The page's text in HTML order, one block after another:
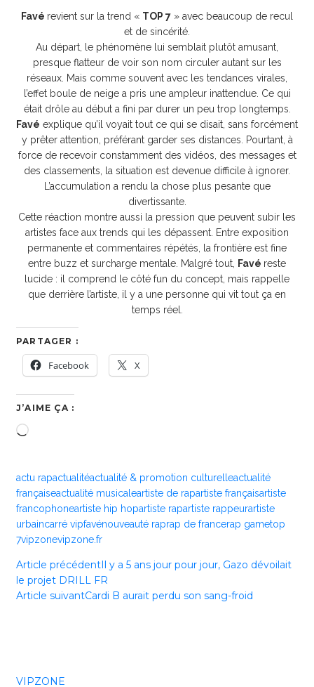
Favé revient sur la trend « TOP 7 » avec beaucoup de recul
et de sincérité.
Au départ, le phénomène lui semblait plutôt amusant,
presque flatteur de voir son nom circuler autant sur les
réseaux. Mais comme souvent avec les tendances virales,
l’effet boule de neige a pris une ampleur inattendue. Ce qui
était drôle au début a fini par durer un peu trop longtemps.
Favé explique qu’il voyait tout ce qui se disait, sans forcément
y prêter attention, préférant garder ses distances. Pourtant, à
force de recevoir constamment des vidéos, des messages et
des classements, la situation est devenue difficile à ignorer.
L’accumulation a rendu la chose plus pesante que
divertissante.
Cette réaction montre aussi la pression que peuvent subir les
artistes face aux trends qui les dépassent. Entre exposition
permanente et commentaires répétés, la frontière est fine
entre buzz et surcharge mentale. Malgré tout,
Favé reste
lucide : il comprend le côté fun du concept, mais rappelle
que derrière l’artiste, il y a une personne qui vit tout ça en
temps réel.
PARTAGER :
Facebook X
J’AIME ÇA :
Chargement…
actu rapactualitéactualité & promotion culturelleactualité
françaiseactualité musicaleartiste de rapartiste françaisartiste
francophoneartiste hip hopartiste rapartiste rappeurartiste
urbaincarré vipfavénouveauté raprap de francerap gametop
7vipzonevipzone.fr
Article précédentIl y a 5 ans jour pour jour, Gazo dévoilait
le projet DRILL FR
Article suivantCardi B aurait perdu son sang-froid
VIPZONE